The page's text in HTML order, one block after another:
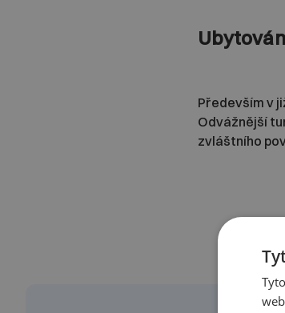
Především v
Odvážnější
zvláštního